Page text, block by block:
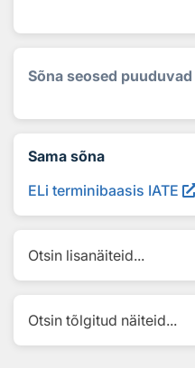
Sõna seosed puuduvad
Sama sõna
ELi terminibaasis IATE
Otsin lisanäiteid...
Otsin tõlgitud näiteid...